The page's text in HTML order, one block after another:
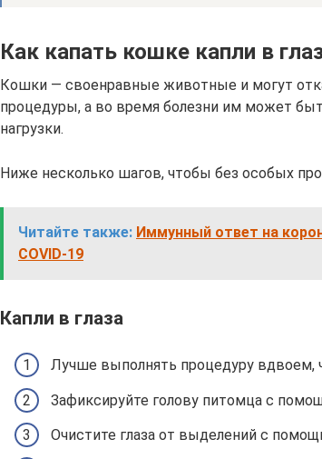
Как капать кошке капли в
Кошки — своенравные животные и могут
процедуры, а во время болезни им может
нагрузки.
Ниже несколько шагов, чтобы без особых
Читайте также: Иммунный ответ на
COVID‑19
Капли в глаза
Лучше выполнять процедуру вдвоем,
Зафиксируйте голову питомца с
Очистите глаза от выделений с